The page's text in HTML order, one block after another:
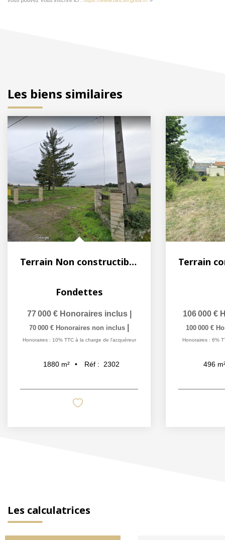
Les biens similaires
Terrain Non constructible Fondettes
Fondettes
77 000 € Honoraires inclus
70 000 € Honoraires non inclus
Honoraires : 10% TTC à la charge de l'acquéreur
1880 m² Réf : 2302
106 000 €
100 000 €
Honoraires : 6%
496
Les calculatrices